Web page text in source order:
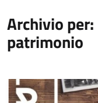
Archivio
patrimonio